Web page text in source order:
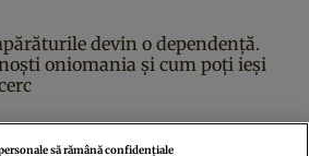
devin o dependență.
oniomania și cum poți ieși
să rămână confidențiale